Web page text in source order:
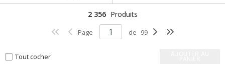
2 356 Produits
Page de 99
Tout cocher